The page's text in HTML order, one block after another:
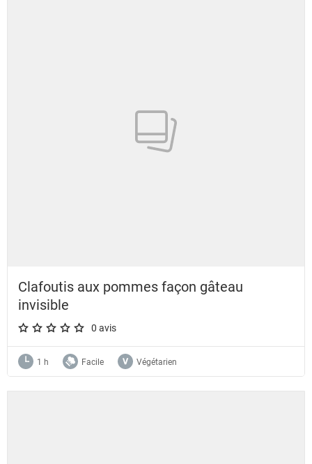
Clafoutis aux pommes façon gâteau
invisible
A star rating of 0 out of 5.
0 avis
1 h Facile Végétarien